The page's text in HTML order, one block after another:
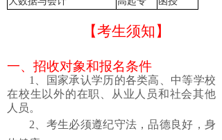
【考生须知 】
一、 招收对象和报名条件
1、
国家承认学历的各类高、中等学校
在校生以外的在职、从业人员和社会其他
人员 。
2、 考生必须遵纪守法，品德良好，身